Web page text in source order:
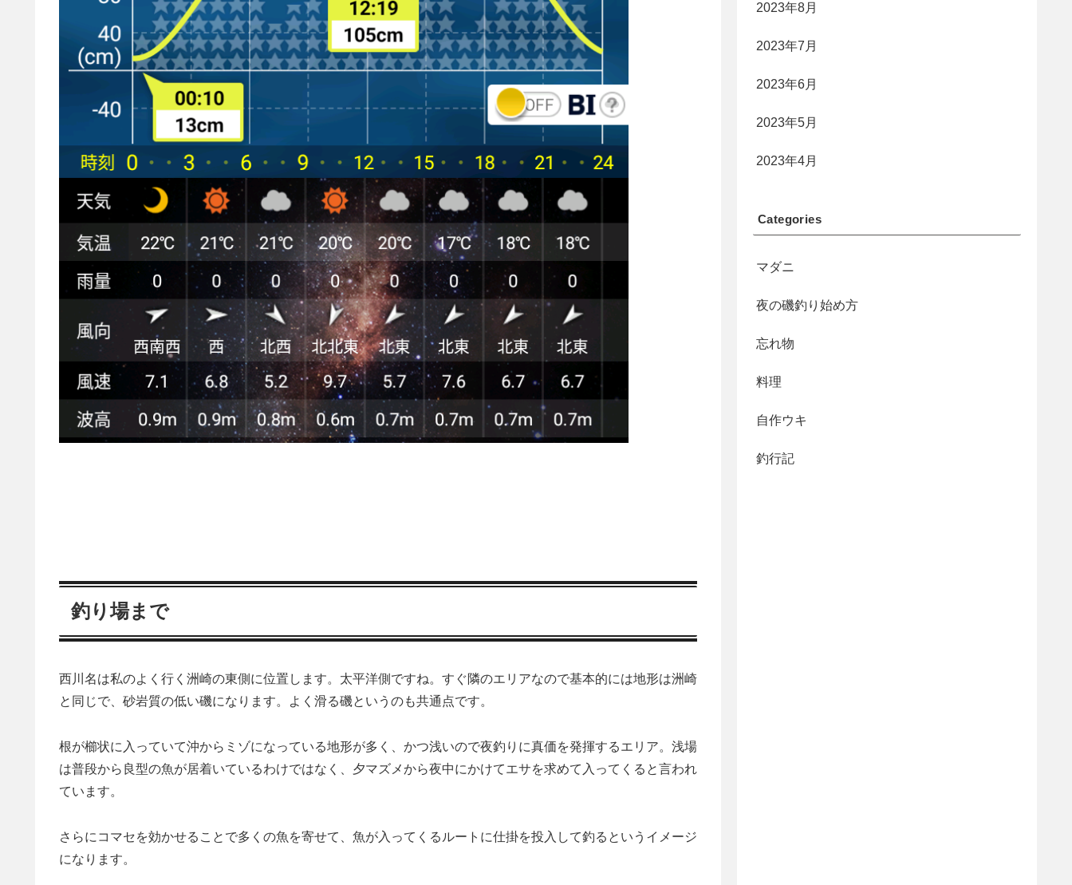
釣り場まで
西川名は私のよく行く洲崎の東側に位置します。太平洋側ですね。すぐ隣のエリアなので基本的には地形は洲崎
と同じで、砂岩質の低い磯になります。よく滑る磯というのも共通点です。
根が櫛状に入っていて沖からミゾになっている地形が多く、かつ浅いので夜釣りに真価を発揮するエリア。浅場
は普段から良型の魚が居着いているわけではなく、夕マズメから夜中にかけてエサを求めて入ってくると言われ
ています。
さらにコマセを効かせることで多くの魚を寄せて、魚が入ってくるルートに仕掛を投入して釣るというイメージ
になります。
2023年8月
2023年7月
2023年6月
2023年5月
2023年4月
Categories
マダニ
夜の磯釣り始め方
忘れ物
料理
自作ウキ
釣行記